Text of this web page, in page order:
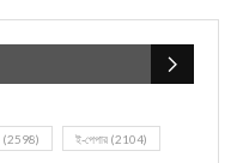
(2598) ই-পেপার (2104)